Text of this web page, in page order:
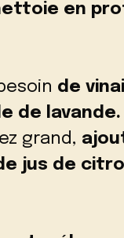
en
de
de lavande.
grand,
jus de